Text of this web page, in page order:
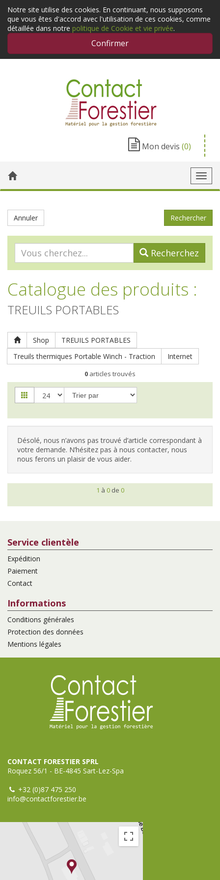
Notre site utilise des cookies. En continuant, nous supposons
que vous êtes d'accord avec l'utilisation de ces cookies, comme
détaillée dans notre politique de Cookie et vie privée.
Confirmer
Mon devis (0)
Annuler
Recherchez
Catalogue des produits :
TREUILS PORTABLES
Shop
TREUILS PORTABLES
Treuils thermiques Portable Winch - Traction
Internet
0 articles trouvés
Désolé, nous n’avons pas trouvé d’article correspondant à
votre demande. N’hésitez pas à nous contacter, nous
nous ferons un plaisir de vous aider.
1 à 0 de 0
Service clientèle
Expédition
Paiement
Contact
Informations
Conditions générales
Protection des données
Mentions légales
CONTACT FORESTIER SPRL
Roquez 56/1 - BE-4845 Sart-Lez-Spa
+32 (0)87 475 250
info@contactforestier.be